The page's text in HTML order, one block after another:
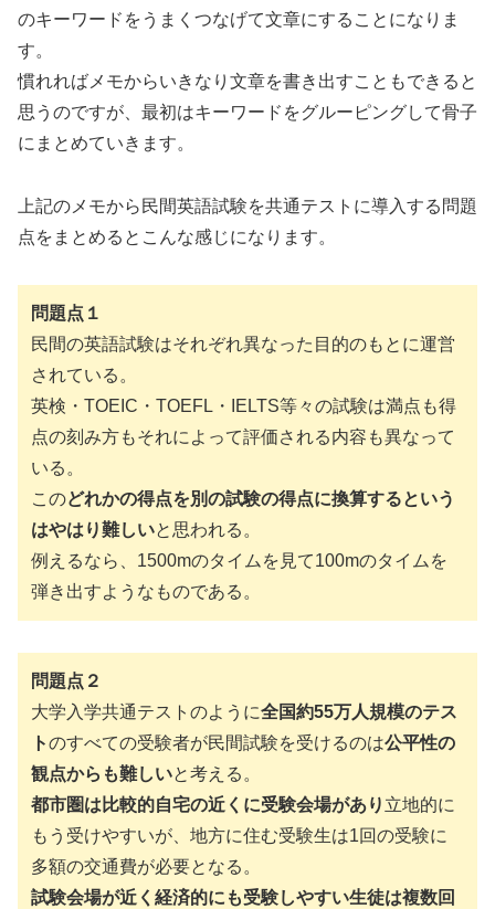
のキーワードをうまくつなげて文章にすることになりま
す。
慣れればメモからいきなり文章を書き出すこともできると
思うのですが、最初はキーワードをグルーピングして骨子
にまとめていきます。
上記のメモから民間英語試験を共通テストに導入する問題
点をまとめるとこんな感じになります。
問題点１
民間の英語試験はそれぞれ異なった目的のもとに運営
されている。
英検・TOEIC・TOEFL・IELTS等々の試験は満点も得
点の刻み方もそれによって評価される内容も異なって
いる。
このどれかの得点を別の試験の得点に換算するという
はやはり難しいと思われる。
例えるなら、1500mのタイムを見て100mのタイムを
弾き出すようなものである。
問題点２
大学入学共通テストのように全国約55万人規模のテス
トのすべての受験者が民間試験を受けるのは公平性の
観点からも難しいと考える。
都市圏は比較的自宅の近くに受験会場があり 立地的に
もう受けやすいが、地方に住む受験生は1回の受験に
多額の交通費が必要となる。
試験会場が近く経済的にも受験しやすい生徒は複数回